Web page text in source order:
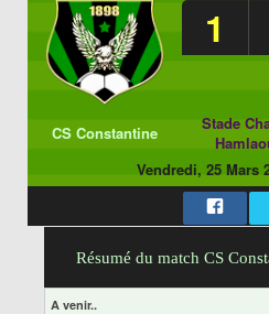
1
CS Constantine
Stade
Vendredi, 25 Mars
Résumé du match CS
A venir..